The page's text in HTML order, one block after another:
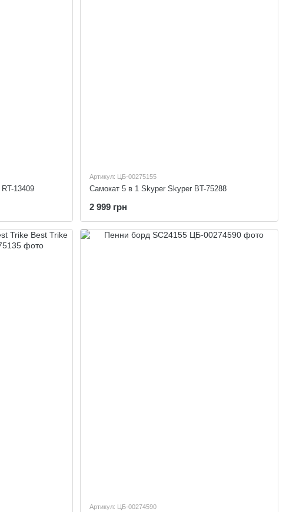
13409
Артикул: ЦБ-00275155
Самокат 5 в 1 Skyper Skyper BT-75288
2 999 грн
Артикул: ЦБ-00274590